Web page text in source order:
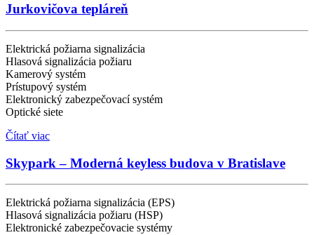
Jurkovičova tepláreň
Elektrická požiarna signalizácia
Hlasová signalizácia požiaru
Kamerový systém
Prístupový systém
Elektronický zabezpečovací systém
Optické siete
Čítať viac
Skypark – Moderná keyless budova v Bratislave
Elektrická požiarna signalizácia (EPS)
Hlasová signalizácia požiaru (HSP)
Elektronické zabezpečovacie systémy